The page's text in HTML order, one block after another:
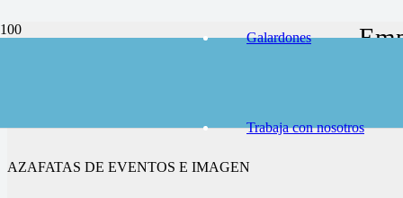
Galardones
Trabaja con nosotros
AZAFATAS DE EVENTOS E IMAGEN